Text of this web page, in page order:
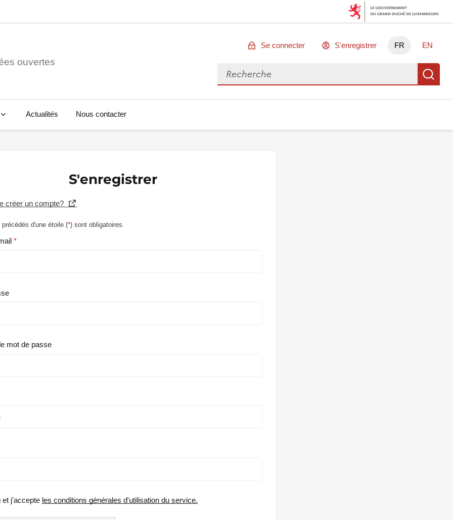
ouvertes
Se connecter S'enregistrer FR EN
Rechercher des données
Actualités Nous contacter
S'enregistrer
créer un compte?
d'une étoile (*) sont obligatoires.
mot de passe
et j'accepte les conditions générales d'utilisation du service.